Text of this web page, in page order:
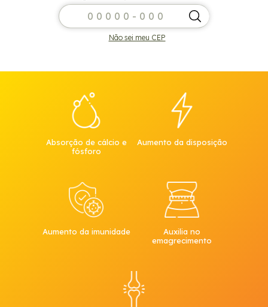
Frete grátis R$399,00
Entregas para o CEP: ALTERAR CEP
Não sei meu CEP
Absorção de cálcio e
fósforo
Aumento da disposição
Aumento da imunidade
Auxilia no
emagrecimento